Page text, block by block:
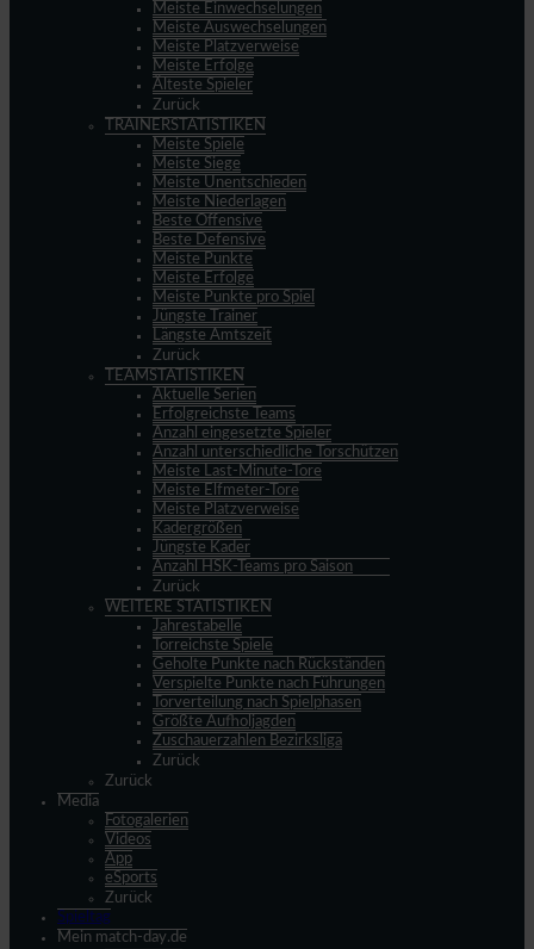
Meiste Einwechselungen
Meiste Auswechselungen
Meiste Platzverweise
Meiste Erfolge
Älteste Spieler
Zurück
TRAINERSTATISTIKEN
Meiste Spiele
Meiste Siege
Meiste Unentschieden
Meiste Niederlagen
Beste Offensive
Beste Defensive
Meiste Punkte
Meiste Erfolge
Meiste Punkte pro Spiel
Jüngste Trainer
Längste Amtszeit
Zurück
TEAMSTATISTIKEN
Aktuelle Serien
Erfolgreichste Teams
Anzahl eingesetzte Spieler
Anzahl unterschiedliche Torschützen
Meiste Last-Minute-Tore
Meiste Elfmeter-Tore
Meiste Platzverweise
Kadergrößen
Jüngste Kader
Anzahl HSK-Teams pro Saison
Zurück
WEITERE STATISTIKEN
Jahrestabelle
Torreichste Spiele
Geholte Punkte nach Rückständen
Verspielte Punkte nach Führungen
Torverteilung nach Spielphasen
Größte Aufholjagden
Zuschauerzahlen Bezirksliga
Zurück
Zurück
Media
Fotogalerien
Videos
App
eSports
Zurück
Spieltag
Mein match-day.de